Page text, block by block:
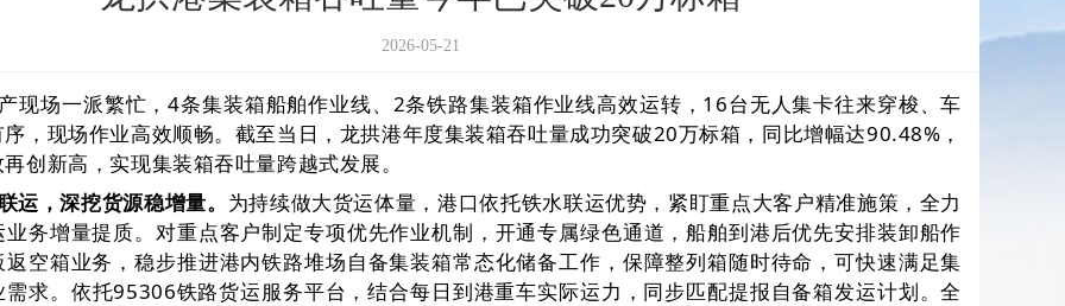
2026-05-21
现场一派繁忙，4条集装箱船舶作业线、2条铁路集装箱作业线高效运转，16台无人集卡往来穿梭、车
，现场作业高效顺畅。截至当日，龙拱港年度集装箱吞吐量成功突破20万标箱，同比增幅达90.48%，
创新高，实现集装箱吞吐量跨越式发展。
运，深挖货源稳增量。 为持续做大货运体量，港口依托铁水联运优势，紧盯重点大客户精准施策，全力
务增量提质。对重点客户制定专项优先作业机制，开通专属绿色通道，船舶到港后优先安排装卸船作
空箱业务，稳步推进港内铁路堆场自备集装箱常态化储备工作，保障整列箱随时待命，可快速满足集
需求。依托95306铁路货运服务平台，结合每日到港重车实际运力，同步匹配提报自备箱发运计划。全